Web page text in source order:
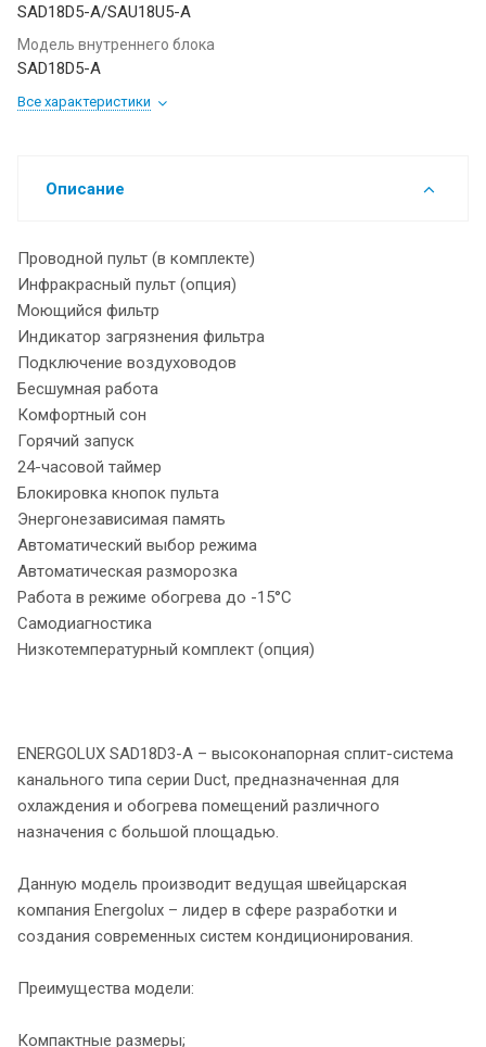
SAD18D5-A/SAU18U5-A
Модель внутреннего блока
SAD18D5-A
Все характеристики
Описание
Проводной пульт (в комплекте)
Инфракрасный пульт (опция)
Моющийся фильтр
Индикатор загрязнения фильтра
Подключение воздуховодов
Бесшумная работа
Комфортный сон
Горячий запуск
24-часовой таймер
Блокировка кнопок пульта
Энергонезависимая память
Автоматический выбор режима
Автоматическая разморозка
Работа в режиме обогрева до -15°C
Самодиагностика
Низкотемпературный комплект (опция)
ENERGOLUX SAD18D3-A – высоконапорная сплит-система
канального типа серии Duct, предназначенная для
охлаждения и обогрева помещений различного
назначения с большой площадью.
Данную модель производит ведущая швейцарская
компания Energolux – лидер в сфере разработки и
создания современных систем кондиционирования.
Преимущества модели:
Компактные размеры;